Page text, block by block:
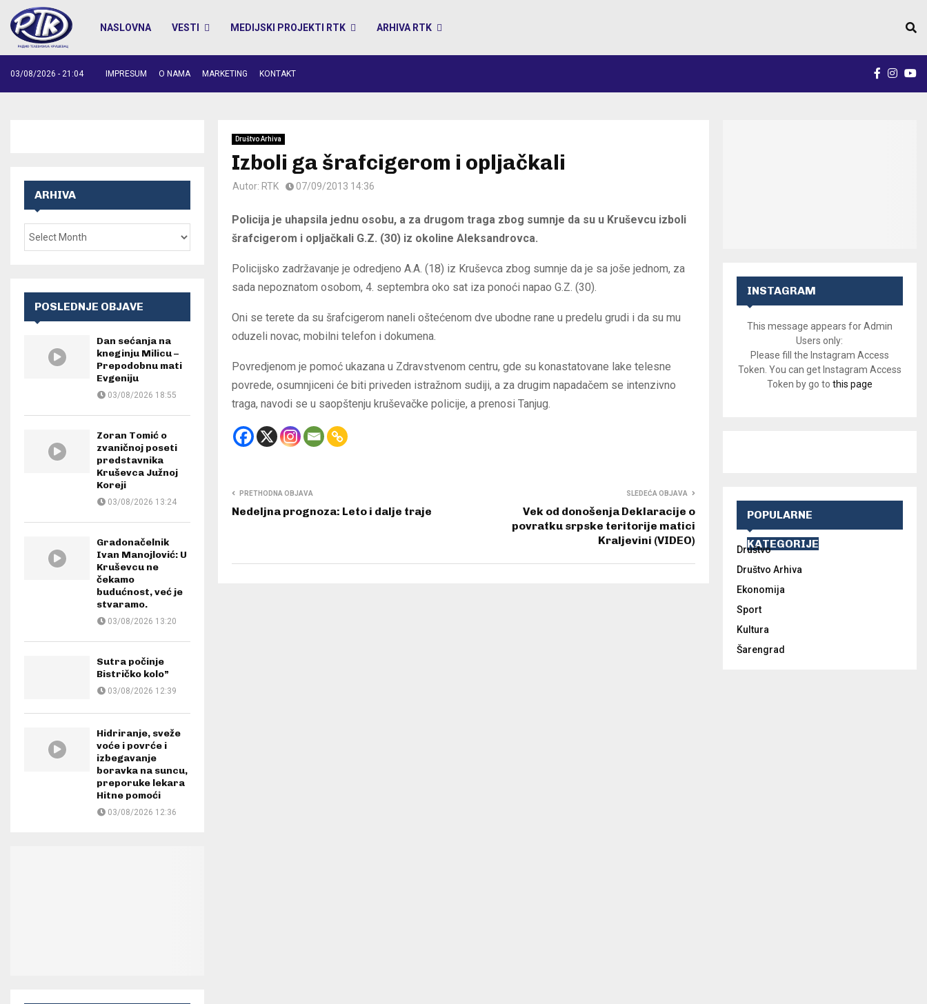
NASLOVNA VESTI MEDIJSKI PROJEKTI RTK ARHIVA RTK
03/08/2026 - 21:04 IMPRESUM O NAMA MARKETING KONTAKT
Društvo Arhiva
Izboli ga šrafcigerom i opljačkali
Autor: RTK 07/09/2013 14:36
Policija je uhapsila jednu osobu, a za drugom traga zbog sumnje da su u Kruševcu izboli
šrafcigerom i opljačkali G.Z. (30) iz okoline Aleksandrovca.
Policijsko zadržavanje je odredjeno A.A. (18) iz Kruševca zbog sumnje da je sa joše jednom, za
sada nepoznatom osobom, 4. septembra oko sat iza ponoći napao G.Z. (30).
Oni se terete da su šrafcigerom naneli oštećenom dve ubodne rane u predelu grudi i da su mu
oduzeli novac, mobilni telefon i dokumena.
Povredjenom je pomoć ukazana u Zdravstvenom centru, gde su konastatovane lake telesne
povrede, osumnjiceni će biti priveden istražnom sudiji, a za drugim napadačem se intenzivno
traga, navodi se u saopštenju kruševačke policije, a prenosi Tanjug.
PRETHODNA OBJAVA
Nedeljna prognoza: Leto i dalje traje
SLEDEĆA OBJAVA
Vek od donošenja Deklaracije o
povratku srpske teritorije matici
Kraljevini (VIDEO)
ARHIVA
POSLEDNJE OBJAVE
Dan sećanja na
kneginju Milicu –
Prepodobnu mati
Evgeniju
03/08/2026 18:55
Zoran Tomić o
zvaničnoj poseti
predstavnika
Kruševca Južnoj
Koreji
03/08/2026 13:24
Gradonačelnik
Ivan Manojlović: U
Kruševcu ne
čekamo
budućnost, već je
stvaramo.
03/08/2026 13:20
Sutra počinje
Bistričko kolo”
03/08/2026 12:39
Hidriranje, sveže
voće i povrće i
izbegavanje
boravka na suncu,
preporuke lekara
Hitne pomoći
03/08/2026 12:36
INSTAGRAM
This message appears for Admin
Users only:
Please fill the Instagram Access
Token. You can get Instagram Access
Token by go to this page
POPULARNE
KATEGORIJE
Društvo
Društvo Arhiva
Ekonomija
Sport
Kultura
Šarengrad